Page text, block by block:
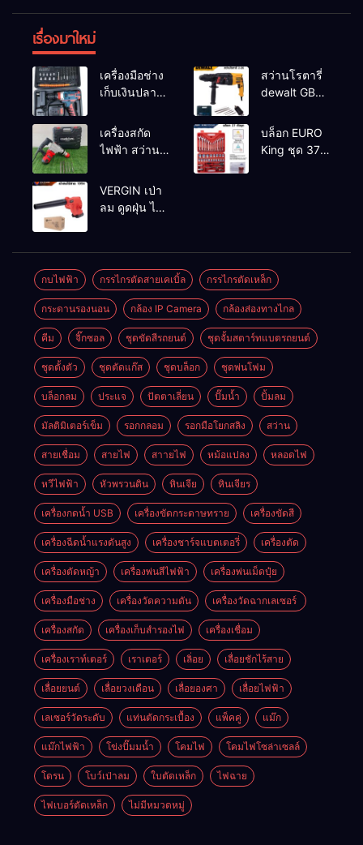
เรื่องมาใหม่
เครื่องมือช่าง
เก็บเงินปลาย
สว่านโรตารี่
dewalt GBH
2-26 DFR ทุ่น
ทองแดงแท้
100%
เครื่องสกัด
ไฟฟ้า สว่าน
MAKTEC รุ่น MT2926A
บล็อก EURO
King ชุด 37
VERGIN เป่า
ลม ดูดฝุ่น ไร้
กบไฟฟ้า กรรไกรตัดสายเคเบิ้ล กรรไกรตัดเหล็ก
กระดานรองนอน กล้อง IP Camera กล้องส่องทางไกล
คีม จิ๊กซอล ชุดขัดสีรถยนต์​ ชุดจั้มสตาร์ทแบตรถยนต์
ชุดตั้งตัว ชุดตัดแก๊ส ชุดบล็อก ชุดพ่นโฟม
บล็อกลม ประแจ ปัตตาเลี่ยน ปั๊มน้ำ ปั้มลม
มัลติมิเตอร์เข็ม รอกกลอม รอกมือโยกสลิง สว่าน
สายเชื่อม สายไฟ สาายไฟ หม้อแปลง หลอดไฟ
หวีไฟฟ้า หัวพรวนดิน หินเจีย หินเจียร
เครื่องกดน้ำ USB เครื่องขัดกระดาษทราย เครื่องขัดสี
เครื่องฉีดน้ำแรงดันสูง เครื่องชาร์จแบตเตอรี่ เครื่องตัด
เครื่องตัดหญ้า เครื่องพ่นสีไฟฟ้า เครื่องพ่นเม็ดปุ๋ย
เครื่องมือช่าง เครื่องวัดความดัน เครื่องวัดฉากเลเซอร์
เครื่องสกัด เครื่องเก็บสํารองไฟ เครื่องเชื่อม
เครื่องเราท์เตอร์ เราเตอร์ เลิ่อย เลื่อยชักไร้สาย
เลื่อยยนต์ เลื่อยวงเดือน เลื่อยองศา เลื่อยไฟฟ้า
เลเซอร์วัดระดับ แท่นตัดกระเบื้อง แพ็คคู่ แม๊ก
แม๊กไฟฟ้า โข่งปั๊มมน้ำ โคมไฟ โคมไฟโซล่าเซลล์
โดรน โบว์เป่าลม ใบตัดเหล็ก ไฟฉาย
ไฟเบอร์ตัดเหล็ก ไม่มีหมวดหมู่